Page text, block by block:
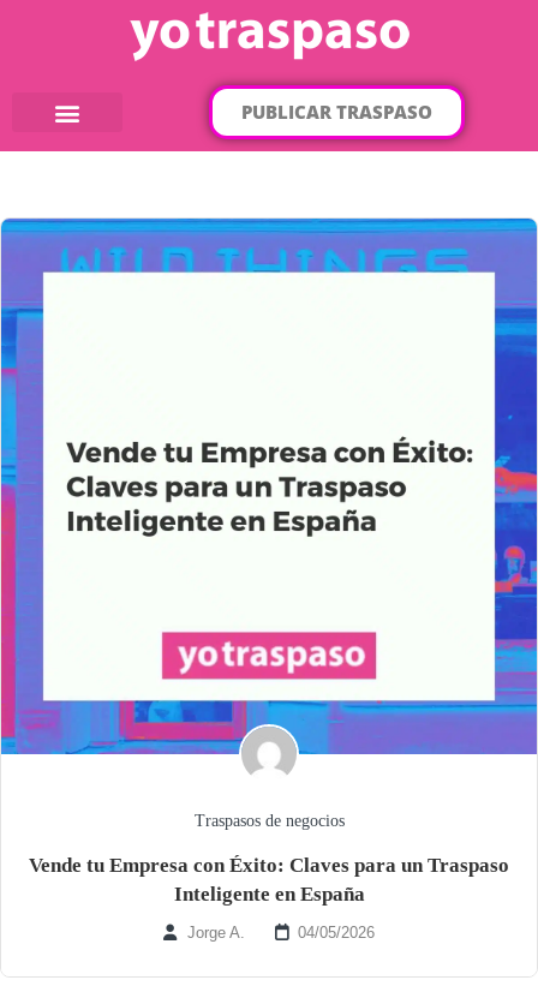
PUBLICAR TRASPASO
Traspasos de negocios
Vende tu Empresa con Éxito: Claves para un Traspaso
Inteligente en España
Jorge A. 04/05/2026